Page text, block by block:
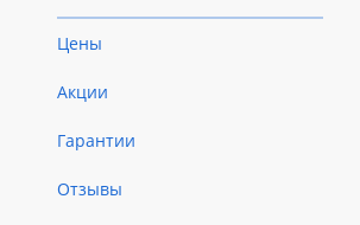
Цены
Акции
Гарантии
Отзывы